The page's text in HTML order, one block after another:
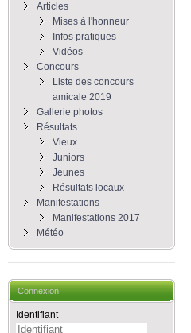
Articles
Mises à l'honneur
Infos pratiques
Vidéos
Concours
Liste des concours
amicale 2019
Gallerie photos
Résultats
Vieux
Juniors
Jeunes
Résultats locaux
Manifestations
Manifestations 2017
Météo
Connexion
Identifiant